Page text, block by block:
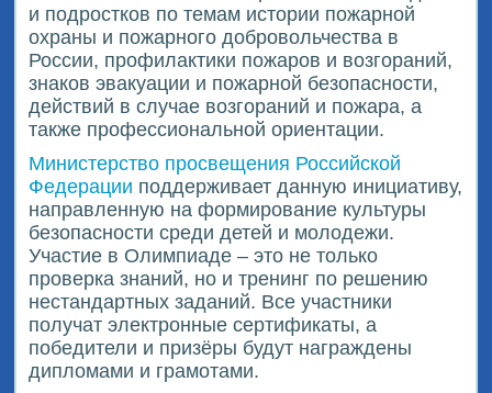
и подростков по темам истории пожарной
охраны и пожарного добровольчества в
России, профилактики пожаров и возгораний,
знаков эвакуации и пожарной безопасности,
действий в случае возгораний и пожара, а
также профессиональной ориентации.
Министерство просвещения Российской
Федерации поддерживает данную инициативу,
направленную на формирование культуры
безопасности среди детей и молодежи.
Участие в Олимпиаде – это не только
проверка знаний, но и тренинг по решению
нестандартных заданий. Все участники
получат электронные сертификаты, а
победители и призёры будут награждены
дипломами и грамотами.